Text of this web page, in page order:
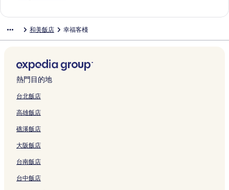
B
n
c
h
的
結
連
結
結
u
q
u
e
M
t
l
的
連
結
i
t
e
P
o
t
o
l
i
o
o
a
連
結
連
結
l
結
n
連
結
a
連
結
g
h
i
u
H
m
s
t
a
y
連
e
h
a
n
g
u
的
連
結
t
C
h
u
n
h
a
J
h
o
g
t
M
o
t
e
的
結
n
t
e
l
的
結
和美飯店 幸福客棧
熱門目的地
台北飯店
高雄飯店
礁溪飯店
大阪飯店
台南飯店
台中飯店